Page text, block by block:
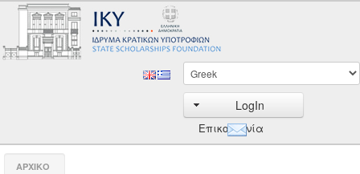
LogIn
Επικοινωνία
AΡΧΙΚΟ